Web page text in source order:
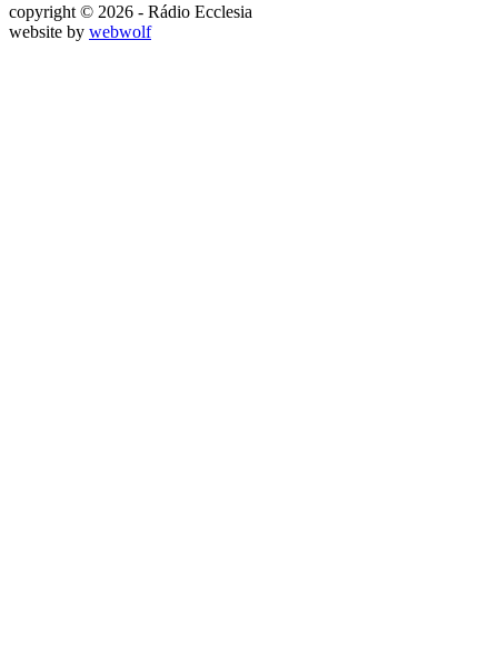
copyright © 2026 - Rádio Ecclesia
website by webwolf